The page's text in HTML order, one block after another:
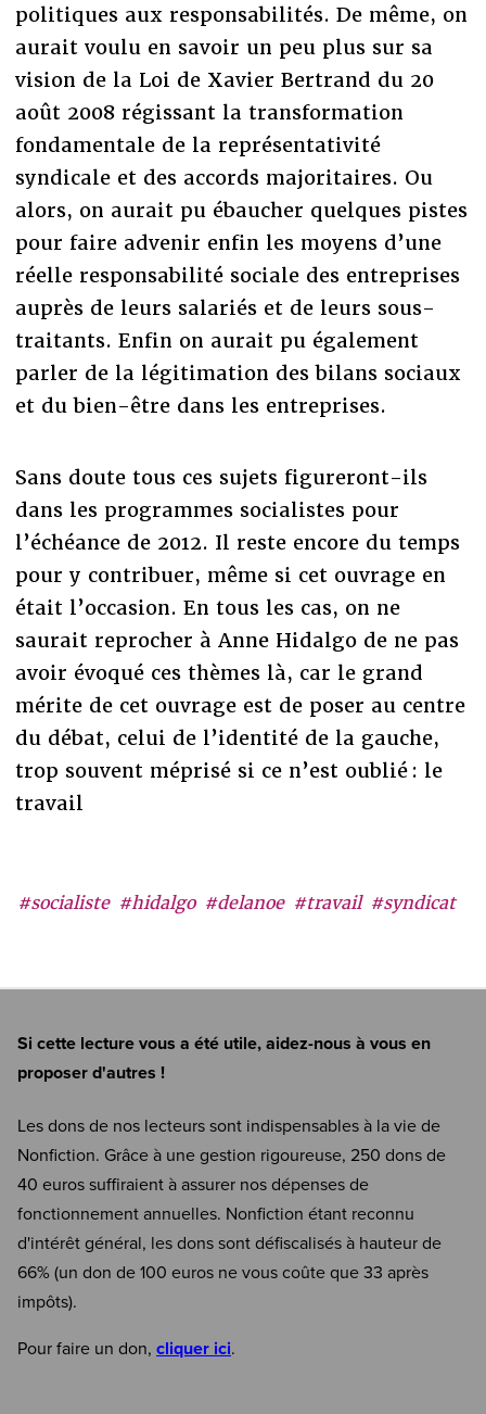
#socialiste #hidalgo #delanoe #travail #syndicat
politiques aux responsabilités. De même, on
aurait voulu en savoir un peu plus sur sa
vision de la Loi de Xavier Bertrand du 20
août 2008 régissant la transformation
fondamentale de la représentativité
syndicale et des accords majoritaires. Ou
alors, on aurait pu ébaucher quelques pistes
pour faire advenir enfin les moyens d’une
réelle responsabilité sociale des entreprises
auprès de leurs salariés et de leurs sous-
traitants. Enfin on aurait pu également
parler de la légitimation des bilans sociaux
et du bien-être dans les entreprises.
Sans doute tous ces sujets figureront-ils
dans les programmes socialistes pour
l’échéance de 2012. Il reste encore du temps
pour y contribuer, même si cet ouvrage en
était l’occasion. En tous les cas, on ne
saurait reprocher à Anne Hidalgo de ne pas
avoir évoqué ces thèmes là, car le grand
mérite de cet ouvrage est de poser au centre
du débat, celui de l’identité de la gauche,
trop souvent méprisé si ce n’est oublié : le
travail
Si cette lecture vous a été utile, aidez-nous à vous en
proposer d'autres !
Les dons de nos lecteurs sont indispensables à la vie de
Nonfiction. Grâce à une gestion rigoureuse, 250 dons de
40 euros suffiraient à assurer nos dépenses de
fonctionnement annuelles. Nonfiction étant reconnu
d'intérêt général, les dons sont défiscalisés à hauteur de
66% (un don de 100 euros ne vous coûte que 33 après
impôts).
Pour faire un don, cliquer ici.